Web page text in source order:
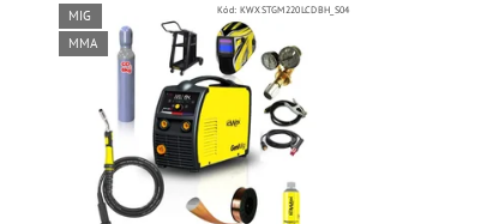
MIG
MMA
Kód: KWXSTGM220LCDBH_S04